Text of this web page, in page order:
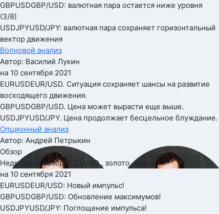
GBPUSDGBP/USD: валютная пара остается ниже уровня
(3/8)
USDJPYUSD/JPY: валютная пара сохраняет горизонтальный
вектор движения
Волновой анализ
Автор: Василий Лукин
на 10 сентября 2021
EURUSDEUR/USD. Ситуация сохраняет шансы на развитие
восходящего движения.
GBPUSDGBP/USD. Цена может вырасти еще выше.
USDJPYUSD/JPY. Цена продолжает бесцельное блуждание.
Опционный анализ
Автор: Андрей Петрыкин
Обзор
Недельный обзор AUD/USD , золото, нефть
на 10 сентября 2021
EURUSDEUR/USD: Новый импульс!
GBPUSDGBP/USD: Обновление максимумов!
USDJPYUSD/JPY: Поглощение импульса!